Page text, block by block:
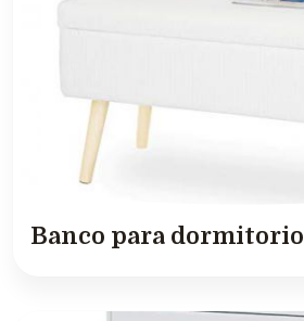
Banco para dormitorio